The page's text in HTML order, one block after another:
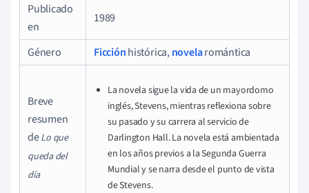
Publicado
en
1989
Género Ficciónhistórica,novelaromántica
Breve
resumen
deLo que
queda del
día
La novela sigue la vida de un mayordomo
inglés, Stevens, mientras reflexiona sobre
su pasado y su carrera al servicio de
Darlington Hall. La novela está ambientada
en los años previos a la Segunda Guerra
Mundial y se narra desde el punto de vista
de Stevens.